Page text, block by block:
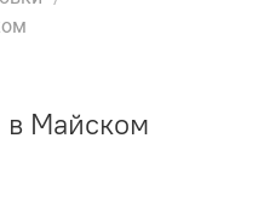
в Майском